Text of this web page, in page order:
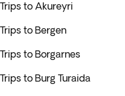
Trips to Akureyri
Trips to Bergen
Trips to Borgarnes
Trips to Burg Turaida